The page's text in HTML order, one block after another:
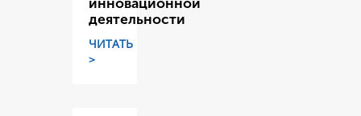
инновационной
деятельности
ЧИТАТЬ
>